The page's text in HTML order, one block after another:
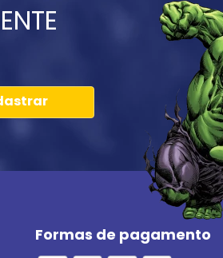
Formas de pagamento